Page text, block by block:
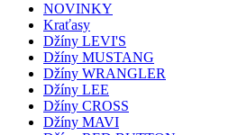
NOVINKY
Kraťasy
Džíny LEVI'S
Džíny MUSTANG
Džíny WRANGLER
Džíny LEE
Džíny CROSS
Džíny MAVI